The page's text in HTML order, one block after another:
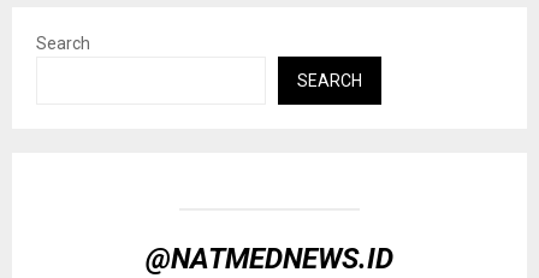
Search
SEARCH
@NATMEDNEWS.ID